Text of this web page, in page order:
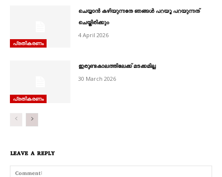
പ്രതികരണം
ചെയ്യാൻ കഴിയുന്നതേ ഞങ്ങൾ പറയൂ പറയുന്നത്
ചെയ്തിരിക്കും
4 April 2026
പ്രതികരണം
ഇരുണ്ടകാലത്തിലേക്ക് മടക്കമില്ല
30 March 2026
LEAVE A REPLY